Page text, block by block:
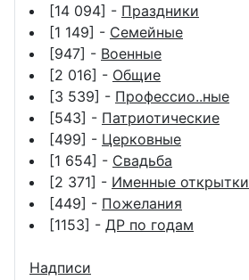
[14 094] - Праздники
[1 149] - Семейные
[947] - Военные
[2 016] - Общие
[3 539] - Профессио..ные
[543] - Патриотические
[499] - Церковные
[1 654] - Свадьба
[2 371] - Именные открытки
[449] - Пожелания
[1153] - ДР по годам
Надписи